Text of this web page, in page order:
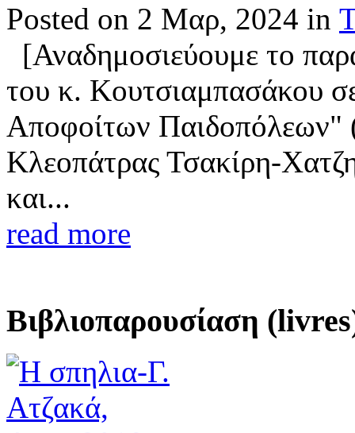
Posted on 2 Μαρ, 2024 in
[Αναδημοσιεύουμε το
του κ. Κουτσιαμπασάκου
Αποφοίτων Παιδοπόλεων"
Κλεοπάτρας Τσακίρη-
και...
read more
Βιβλιοπαρουσίαση